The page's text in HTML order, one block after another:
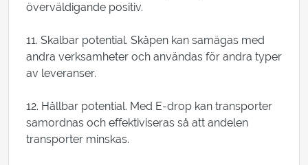
överväldigande positiv.
11. Skalbar potential. Skåpen kan samägas med
andra verksamheter och användas för andra typer
av leveranser.
12. Hållbar potential. Med E-drop kan transporter
samordnas och effektiviseras så att andelen
transporter minskas.